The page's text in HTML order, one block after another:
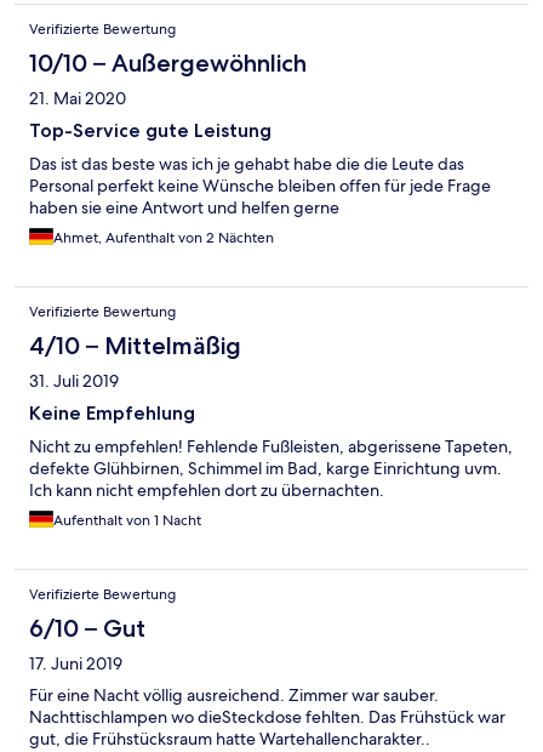
Comicprogramm war nicht empfangbar, daher habe ich auf TV
schauen verzichtet ( über 2 Fernbedienungen bedienbar, was
normalerweise kein Problem für mich ist).War sowieso nur eine
Nacht dort, daher war das ok. WLAN Verbindung war nach dem
Einchecken für ein paar Minuten hervorragend, danach war ich
unterwegs und bei meiner Rückkehr war Wlan leider nicht mehr
verfügbar. Für die kurze Aufenthaltszeit war alles soweit ok,
Frühstück gab es laut Auskunft des Personals beim Einchecken
coronazeitenbedingt nicht, daher bin ich am folgenden Morgen
schon vor 7h in der Früh wieder abgereist.
Verifizierte Bewertung
10/10 – Außergewöhnlich
21. Mai 2020
Top-Service gute Leistung
Das ist das beste was ich je gehabt habe die die Leute das
Personal perfekt keine Wünsche bleiben offen für jede Frage
haben sie eine Antwort und helfen gerne
Ahmet, Aufenthalt von 2 Nächten
Verifizierte Bewertung
4/10 – Mittelmäßig
31. Juli 2019
Keine Empfehlung
Nicht zu empfehlen! Fehlende Fußleisten, abgerissene Tapeten,
defekte Glühbirnen, Schimmel im Bad, karge Einrichtung uvm.
Ich kann nicht empfehlen dort zu übernachten.
Aufenthalt von 1 Nacht
Verifizierte Bewertung
6/10 – Gut
17. Juni 2019
Für eine Nacht völlig ausreichend. Zimmer war sauber.
Nachttischlampen wo dieSteckdose fehlten. Das Frühstück war
gut, die Frühstücksraum hatte Wartehallencharakter..